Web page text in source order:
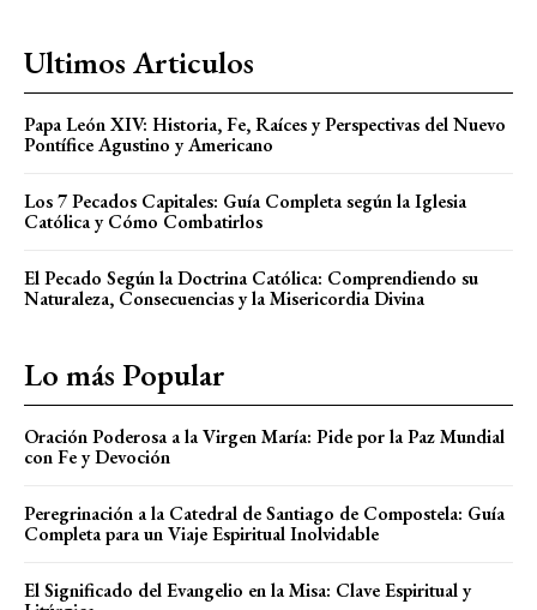
Ultimos Articulos
Papa León XIV: Historia, Fe, Raíces y Perspectivas del Nuevo
Pontífice Agustino y Americano
Los 7 Pecados Capitales: Guía Completa según la Iglesia
Católica y Cómo Combatirlos
El Pecado Según la Doctrina Católica: Comprendiendo su
Naturaleza, Consecuencias y la Misericordia Divina
Lo más Popular
Oración Poderosa a la Virgen María: Pide por la Paz Mundial
con Fe y Devoción
Peregrinación a la Catedral de Santiago de Compostela: Guía
Completa para un Viaje Espiritual Inolvidable
El Significado del Evangelio en la Misa: Clave Espiritual y